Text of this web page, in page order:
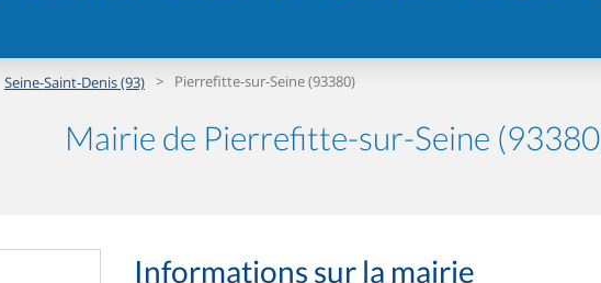
Seine-Saint-Denis (93) > Pierrefitte-sur-Seine (93380)
Mairie de Pierrefitte-sur-Seine
Informations sur la mairie